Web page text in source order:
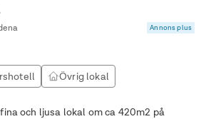
Annons plus
Övrig lokal
och ljusa lokal om ca 420m2 på